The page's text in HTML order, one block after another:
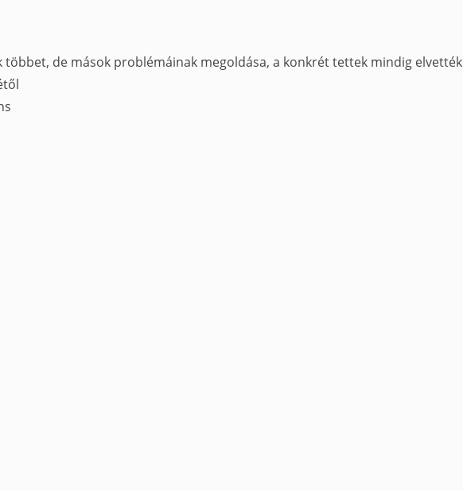
de mások problémáinak megoldása, a konkrét tettek mindig elvették